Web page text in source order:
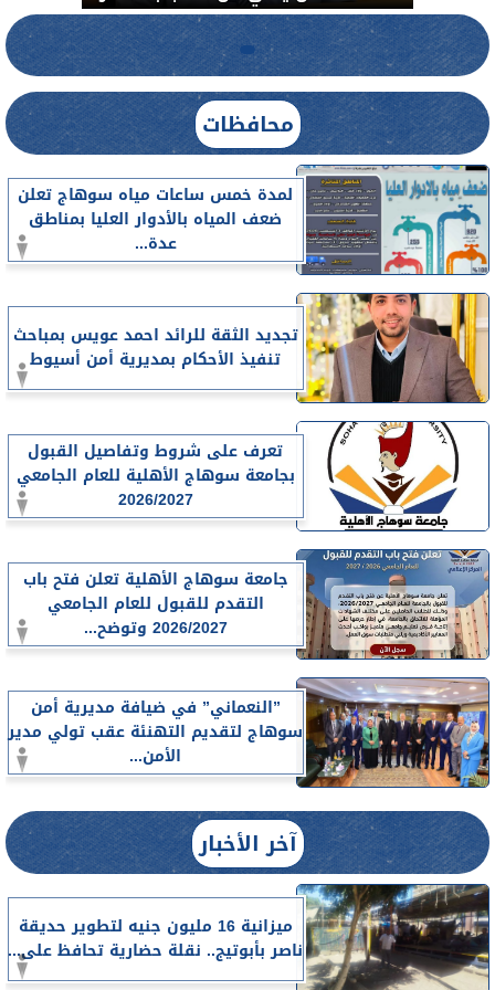
محافظات
لمدة خمس ساعات مياه سوهاج تعلن
ضعف المياه بالأدوار العليا بمناطق
عدة...
تجديد الثقة للرائد احمد عويس بمباحث
تنفيذ الأحكام بمديرية أمن أسيوط
تعرف على شروط وتفاصيل القبول
بجامعة سوهاج الأهلية للعام الجامعي
2026/2027
جامعة سوهاج الأهلية تعلن فتح باب
التقدم للقبول للعام الجامعي
2026/2027 وتوضح...
”النعماني” في ضيافة مديرية أمن
سوهاج لتقديم التهنئة عقب تولي مدير
الأمن...
آخر الأخبار
ميزانية 16 مليون جنيه لتطوير حديقة
ناصر بأبوتيج.. نقلة حضارية تحافظ على...